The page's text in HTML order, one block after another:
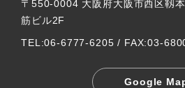
〒550-0004 大阪府大阪市西区靱
筋ビル2F
TEL:06-6777-6205 / FAX:03-
Google